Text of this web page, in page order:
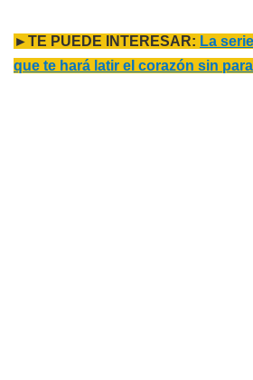
►TE PUEDE INTERESAR: La
que te hará latir el corazón sin